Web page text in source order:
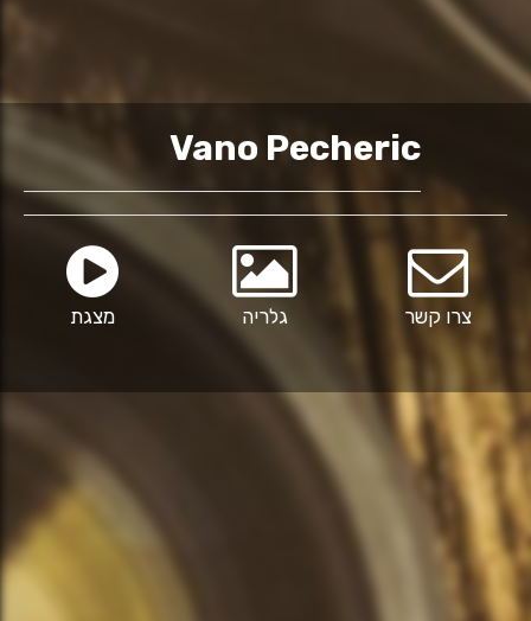
Vano Pecheric
מצגת גלריה צרו קשר